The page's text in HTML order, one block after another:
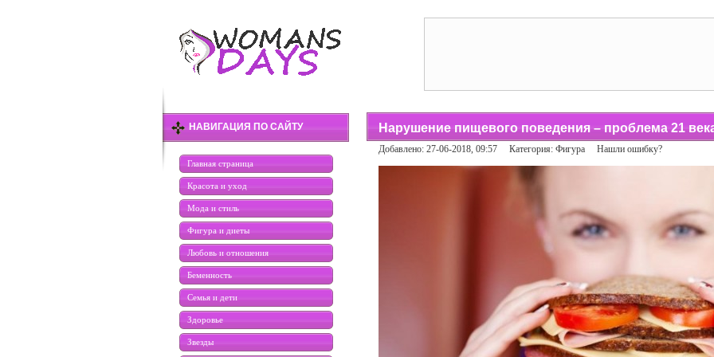
НАВИГАЦИЯ ПО САЙТУ
Главная страница
Красота и уход
Мода и стиль
Фигура и диеты
Любовь и отношения
Беменность
Семья и дети
Здоровье
Звезды
Нарушение пищевого поведения – проблема 21
Добавлено: 27-06-2018, 09:57 Категория: Фигура Нашли ошибку?